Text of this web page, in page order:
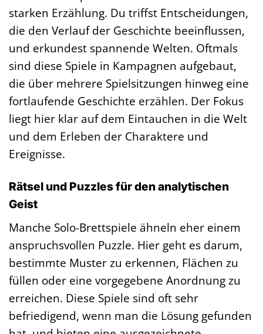
starken Erzählung. Du triffst Entscheidungen,
die den Verlauf der Geschichte beeinflussen,
und erkundest spannende Welten. Oftmals
sind diese Spiele in Kampagnen aufgebaut,
die über mehrere Spielsitzungen hinweg eine
fortlaufende Geschichte erzählen. Der Fokus
liegt hier klar auf dem Eintauchen in die Welt
und dem Erleben der Charaktere und
Ereignisse.
Rätsel und Puzzles für den analytischen
Geist
Manche Solo-Brettspiele ähneln eher einem
anspruchsvollen Puzzle. Hier geht es darum,
bestimmte Muster zu erkennen, Flächen zu
füllen oder eine vorgegebene Anordnung zu
erreichen. Diese Spiele sind oft sehr
befriedigend, wenn man die Lösung gefunden